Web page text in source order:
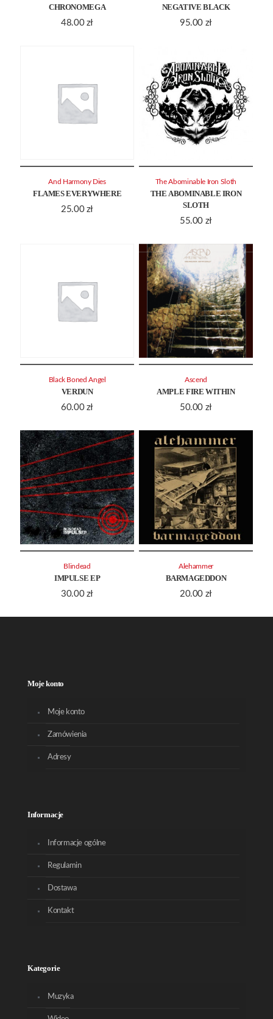
CHRONOMEGA
48.00 zł
NEGATIVE BLACK
95.00 zł
FLAMES EVERYWHERE
25.00 zł
And Harmony Dies
THE ABOMINABLE IRON
SLOTH
55.00 zł
The Abominable Iron Sloth
VERDUN
60.00 zł
Black Boned Angel
AMPLE FIRE WITHIN
50.00 zł
Ascend
IMPULSE EP
30.00 zł
Blindead
BARMAGEDDON
20.00 zł
Alehammer
Moje konto
Moje konto
Zamówienia
Adresy
Informacje
Informacje ogólne
Regulamin
Dostawa
Kontakt
Kategorie
Muzyka